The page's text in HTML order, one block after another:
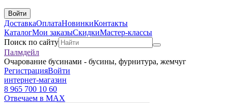
Войти
ДоставкаОплатаНовинкиКонтакты
КаталогМои заказыСкидкиМастер-классы
Поиск по сайту
Палмдейл
Очарование бусинами - бусины, фурнитура, жемчуг
РегистрацияВойти
интернет-магазин
8 965 700 10 60
Отвечаем в MAX